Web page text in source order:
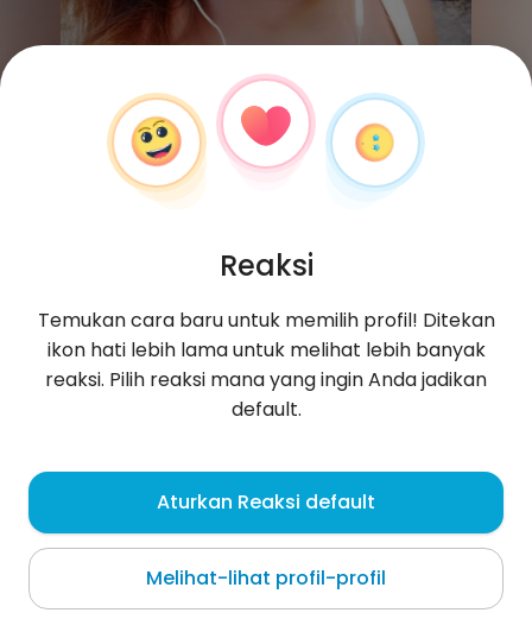
minnyjuer, 35
Rawai
Tentang saya
Reaksi
Temukan cara baru untuk memilih profil! Ditekan
ikon hati lebih lama untuk melihat lebih banyak
reaksi. Pilih reaksi mana yang ingin Anda jadikan
default.
Aturkan Reaksi default
Melihat-lihat profil-profil